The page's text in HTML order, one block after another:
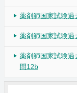
薬剤師国家試験
薬剤師国家試験
薬剤師国家試験
問12b